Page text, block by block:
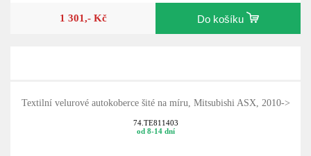
1 301,- Kč Do košíku
Textilní velurové autokoberce šité na míru, Mitsubishi ASX, 2010->
74.TE811403
od 8-14 dní